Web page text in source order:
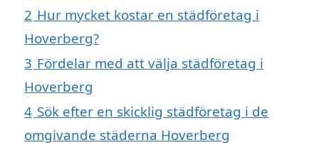
2 Hur mycket kostar en städföretag i
Hoverberg?
3 Fördelar med att välja städföretag i
Hoverberg
4 Sök efter en skicklig städföretag i de
omgivande städerna Hoverberg